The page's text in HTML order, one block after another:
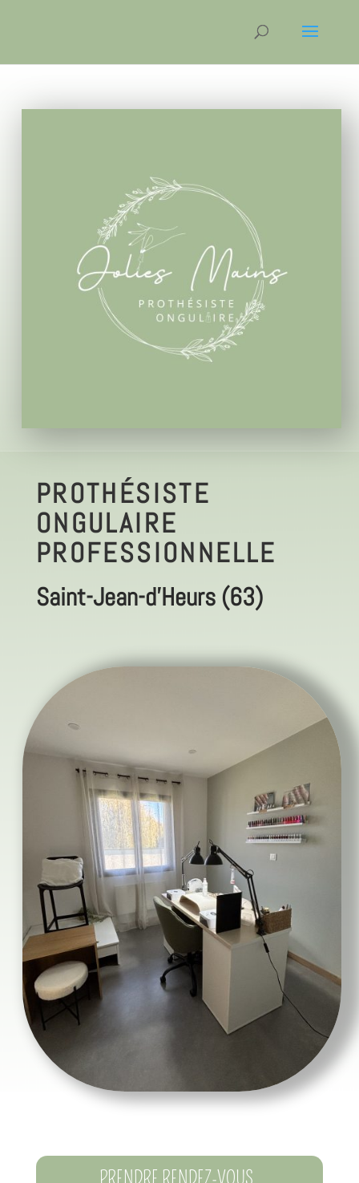
PROTHÉSISTE
ONGULAIRE
PROFESSIONNELLE
Saint-Jean-d'Heurs (63)
PRENDRE RENDEZ-VOUS